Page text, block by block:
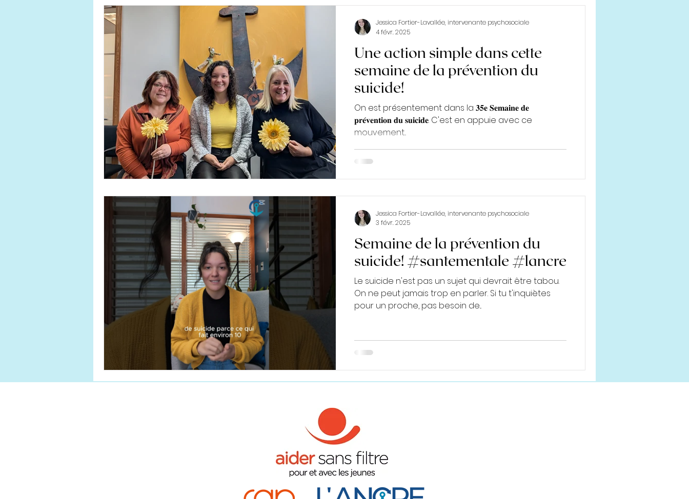
Une action simple dans cette
semaine de la prévention du
suicide!
On est présentement dans la 𝟑𝟓𝐞 𝐒𝐞𝐦𝐚𝐢𝐧𝐞 𝐝𝐞
𝐩𝐫𝐞́𝐯𝐞𝐧𝐭𝐢𝐨𝐧 𝐝𝐮 𝐬𝐮𝐢𝐜𝐢𝐝𝐞. C'est en appuie avec ce
mouvement...
Jessica Fortier-Lavallée, intervenante psychosociale
4 févr. 2025
Semaine de la prévention du
suicide! #santementale #lancre
Le suicide n'est pas un sujet qui devrait être tabou.
On ne peut jamais trop en parler. Si tu t'inquiètes
pour un proche, pas besoin de...
Jessica Fortier-Lavallée, intervenante psychosociale
3 févr. 2025